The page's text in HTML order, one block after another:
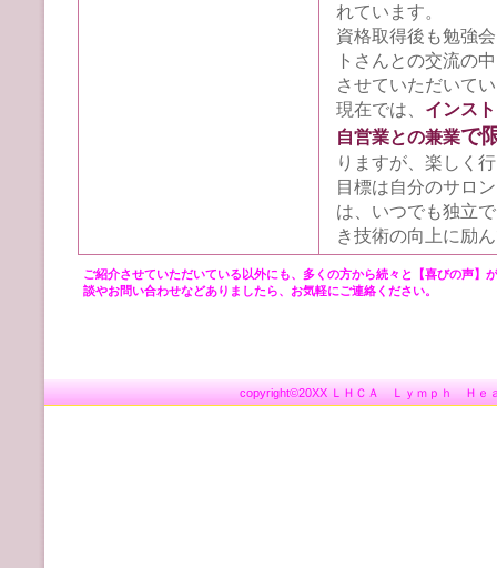
れています。
資格取得後も勉強
トさんとの交流の
させていただいて
現在では、 インス
自営業との兼業で
りますが、楽しく
目標は自分のサロ
は、いつでも独立
き技術の向上に励
ご紹介させていただいている以外にも、多くの方から続々と【
談やお問い合わせなどありましたら、お気軽にご連絡ください。
copyright©20XX ＬＨＣＡ Ｌｙｍｐｈ Ｈｅ